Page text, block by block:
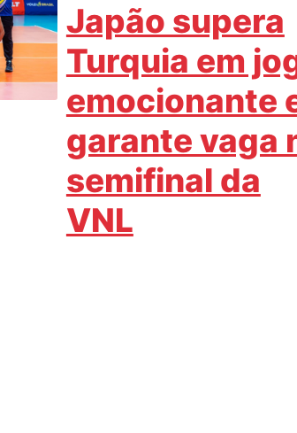
Japão supera
Turquia em
emocionante
garante vaga
semifinal da
VNL